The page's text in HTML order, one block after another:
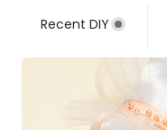
Recent DIY